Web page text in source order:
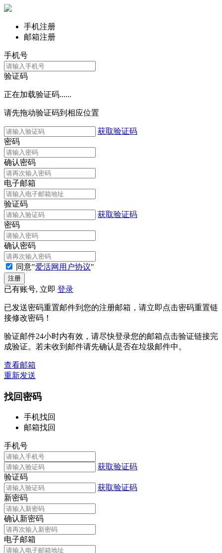
手机注册
邮箱注册
手机号
验证码
正在加载验证码......
请先拖动验证码到相应位置
获取验证码
密码
确认密码
电子邮箱
验证码
获取验证码
密码
确认密码
同意"爱活网用户协议"
已有账号, 立即 登录
已发送密码重置邮件到您的注册邮箱，请立即点击密码重置链
接修改密码！
验证邮件24小时内有效，请尽快登录您的邮箱点击验证链接完
成验证。若未收到邮件请先确认是否在垃圾邮件中。
查看邮箱
重新发送
找回密码
手机找回
邮箱找回
手机号
获取验证码
验证码
获取验证码
新密码
确认新密码
电子邮箱